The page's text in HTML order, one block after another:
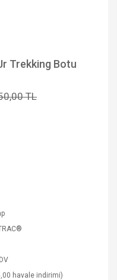
Trekking Botu
TL
havale indirimi)